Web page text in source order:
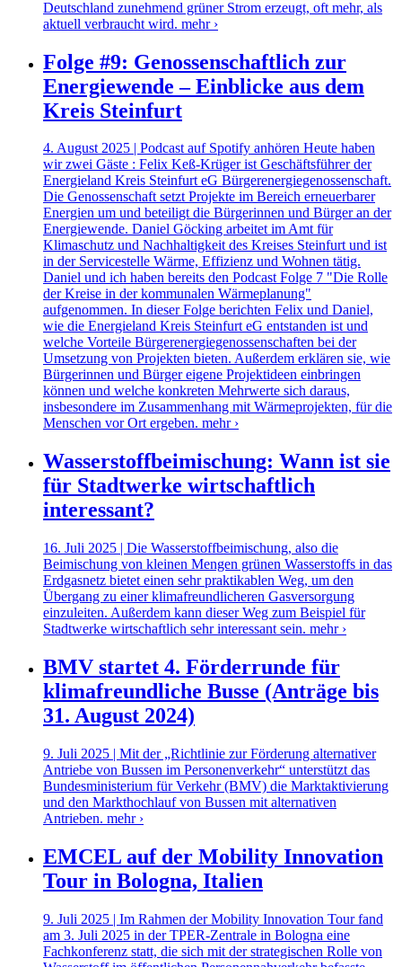
Deutschland zunehmend grüner Strom erzeugt, oft mehr, als
aktuell verbraucht wird. mehr ›
Folge #9: Genossenschaftlich zur
Energiewende – Einblicke aus dem
Kreis Steinfurt
4. August 2025 | Podcast auf Spotify anhören Heute haben
wir zwei Gäste : Felix Keß-Krüger ist Geschäftsführer der
Energieland Kreis Steinfurt eG Bürgerenergiegenossenschaft.
Die Genossenschaft setzt Projekte im Bereich erneuerbarer
Energien um und beteiligt die Bürgerinnen und Bürger an der
Energiewende. Daniel Göcking arbeitet im Amt für
Klimaschutz und Nachhaltigkeit des Kreises Steinfurt und ist
in der Servicestelle Wärme, Effizienz und Wohnen tätig.
Daniel und ich haben bereits den Podcast Folge 7 "Die Rolle
der Kreise in der kommunalen Wärmeplanung"
aufgenommen. In dieser Folge berichten Felix und Daniel,
wie die Energieland Kreis Steinfurt eG entstanden ist und
welche Vorteile Bürgerenergiegenossenschaften bei der
Umsetzung von Projekten bieten. Außerdem erklären sie, wie
Bürgerinnen und Bürger eigene Projektideen einbringen
können und welche konkreten Mehrwerte sich daraus,
insbesondere im Zusammenhang mit Wärmeprojekten, für die
Menschen vor Ort ergeben. mehr ›
Wasserstoffbeimischung: Wann ist sie
für Stadtwerke wirtschaftlich
interessant?
16. Juli 2025 | Die Wasserstoffbeimischung, also die
Beimischung von kleinen Mengen grünen Wasserstoffs in das
Erdgasnetz bietet einen sehr praktikablen Weg, um den
Übergang zu einer klimafreundlicheren Gasversorgung
einzuleiten. Außerdem kann dieser Weg zum Beispiel für
Stadtwerke wirtschaftlich sehr interessant sein. mehr ›
BMV startet 4. Förderrunde für
klimafreundliche Busse (Anträge bis
31. August 2024)
9. Juli 2025 | Mit der „Richtlinie zur Förderung alternativer
Antriebe von Bussen im Personenverkehr“ unterstützt das
Bundesministerium für Verkehr (BMV) die Marktaktivierung
und den Markthochlauf von Bussen mit alternativen
Antrieben. mehr ›
EMCEL auf der Mobility Innovation
Tour in Bologna, Italien
9. Juli 2025 | Im Rahmen der Mobility Innovation Tour fand
am 3. Juli 2025 in der TPER-Zentrale in Bologna eine
Fachkonferenz statt, die sich mit der strategischen Rolle von